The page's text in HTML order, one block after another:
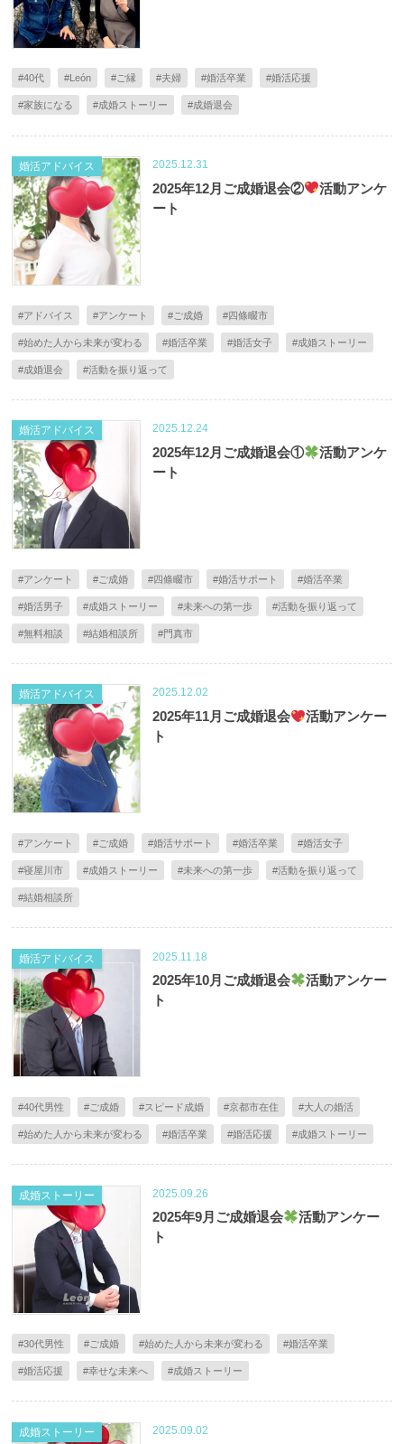
#40代 #León #ご縁 #夫婦 #婚活卒業 #婚活応援
#家族になる #成婚ストーリー #成婚退会
2025.12.31
婚活アドバイス
2025年12月ご成婚退会②
活動アンケ
ート
#アドバイス #アンケート #ご成婚 #四條畷市
#始めた人から未来が変わる #婚活卒業 #婚活女子 #成婚ストーリー
#成婚退会 #活動を振り返って
2025.12.24
婚活アドバイス
2025年12月ご成婚退会①
活動アンケ
ート
#アンケート #ご成婚 #四條畷市 #婚活サポート #婚活卒業
#婚活男子 #成婚ストーリー #未来への第一歩 #活動を振り返って
#無料相談 #結婚相談所 #門真市
2025.12.02
婚活アドバイス
2025年11月ご成婚退会
活動アンケー
ト
#アンケート #ご成婚 #婚活サポート #婚活卒業 #婚活女子
#寝屋川市 #成婚ストーリー #未来への第一歩 #活動を振り返って
#結婚相談所
2025.11.18
婚活アドバイス
2025年10月ご成婚退会
活動アンケー
ト
#40代男性 #ご成婚 #スピード成婚 #京都市在住 #大人の婚活
#始めた人から未来が変わる #婚活卒業 #婚活応援 #成婚ストーリー
2025.09.26
成婚ストーリー
2025年9月ご成婚退会
活動アンケー
ト
#30代男性 #ご成婚 #始めた人から未来が変わる #婚活卒業
#婚活応援 #幸せな未来へ #成婚ストーリー
2025.09.02
成婚ストーリー